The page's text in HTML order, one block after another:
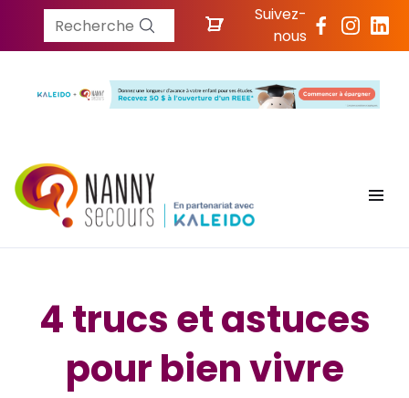
Recherche
Suivez-
nous
4 trucs et astuces
pour bien vivre